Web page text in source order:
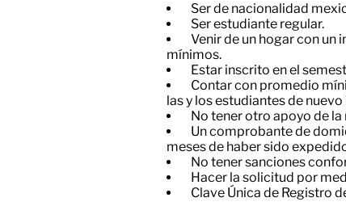
Ser de nacionalidad
Ser estudiante regular.
Venir de un hogar con un
mínimos.
Estar inscrito en el
Contar con promedio
las y los estudiantes de
No tener otro apoyo de
Un comprobante de
meses de haber sido
No tener sanciones
Hacer la solicitud por
Clave Única de Registro